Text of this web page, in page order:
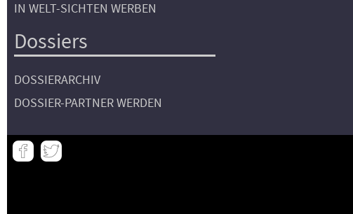
IN WELT-SICHTEN WERBEN
Dossiers
DOSSIERARCHIV
DOSSIER-PARTNER WERDEN
Meta